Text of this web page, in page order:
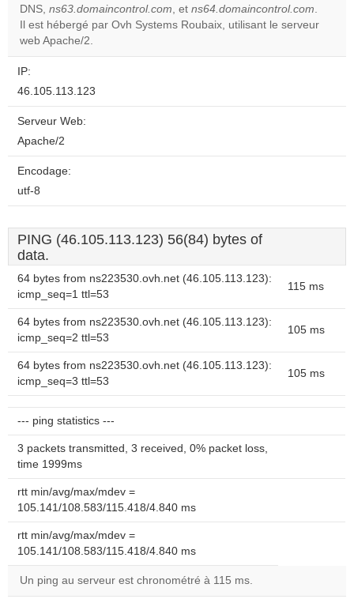
Do you
own this
OK
DNS, ns63.domaincontrol.com, et ns64.domaincontrol.com.
Il est hébergé par Ovh Systems Roubaix, utilisant le serveur
web Apache/2.
IP:
46.105.113.123
Serveur Web:
Apache/2
Encodage:
utf-8
PING (46.105.113.123) 56(84) bytes of
data.
64 bytes from ns223530.ovh.net (46.105.113.123):
icmp_seq=1 ttl=53
115 ms
64 bytes from ns223530.ovh.net (46.105.113.123):
icmp_seq=2 ttl=53
105 ms
64 bytes from ns223530.ovh.net (46.105.113.123):
icmp_seq=3 ttl=53
105 ms
--- ping statistics ---
3 packets transmitted, 3 received, 0% packet loss,
time 1999ms
rtt min/avg/max/mdev =
105.141/108.583/115.418/4.840 ms
rtt min/avg/max/mdev =
105.141/108.583/115.418/4.840 ms
Un ping au serveur est chronométré à 115 ms.